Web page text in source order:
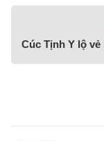
Cúc Tịnh Y lộ